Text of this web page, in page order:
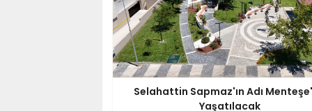
Selahattin Sapmaz'ın Adı
Yaşatılacak